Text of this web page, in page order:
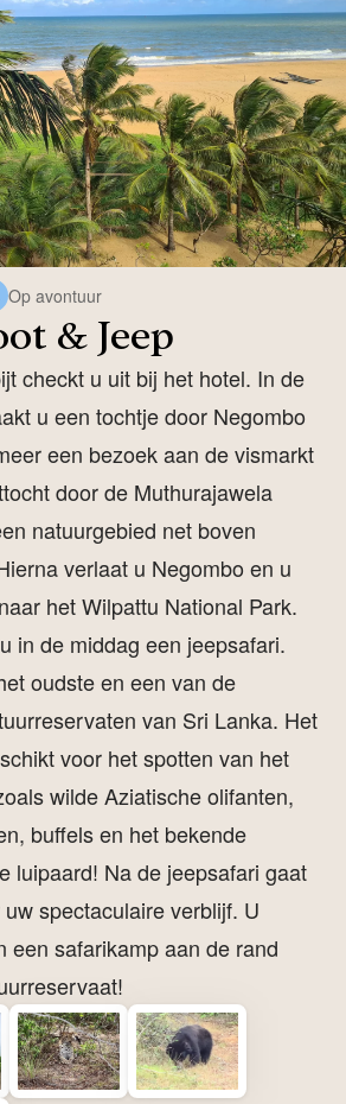
Op avontuur
& Jeep
checkt u uit bij het hotel. In de
u een tochtje door Negombo
een bezoek aan de vismarkt
door de Muthurajawela
natuurgebied net boven
verlaat u Negombo en u
het Wilpattu National Park.
in de middag een jeepsafari.
oudste en een van de
van Sri Lanka. Het
voor het spotten van het
wilde Aziatische olifanten,
buffels en het bekende
luipaard! Na de jeepsafari gaat
spectaculaire verblijf. U
een safarikamp aan de rand